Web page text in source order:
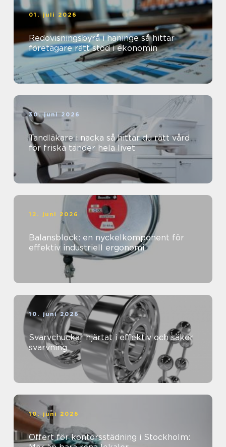
01. juli 2026
Redovisningsbyrå i haninge så hittar
företagare rätt stöd i ekonomin
30. juni 2026
Tandläkare i nacka så hittar du rätt vård
för friska tänder hela livet
12. juni 2026
Balansblock: en nyckelkomponent för
effektiv industriell ergonomi
10. juni 2026
Svarvchuckar hjärtat i effektiv och säker
svarvning
10. juni 2026
Offert för kontorsstädning i Stockholm: